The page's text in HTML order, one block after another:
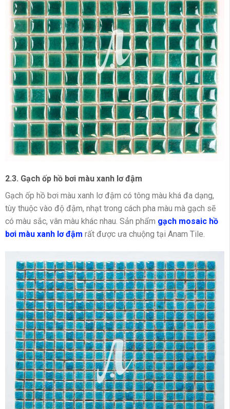
2.3. Gạch ốp hồ bơi màu xanh lơ đậm
Gạch ốp hồ bơi màu xanh lơ đậm có tông màu khá đa dạng,
tùy thuộc vào độ đậm, nhạt trong cách pha màu mà gạch sẽ
có màu sắc, vân màu khác nhau. Sản phẩm gạch mosaic hồ
bơi màu xanh lơ đậm rất được ưa chuộng tại Anam Tile.